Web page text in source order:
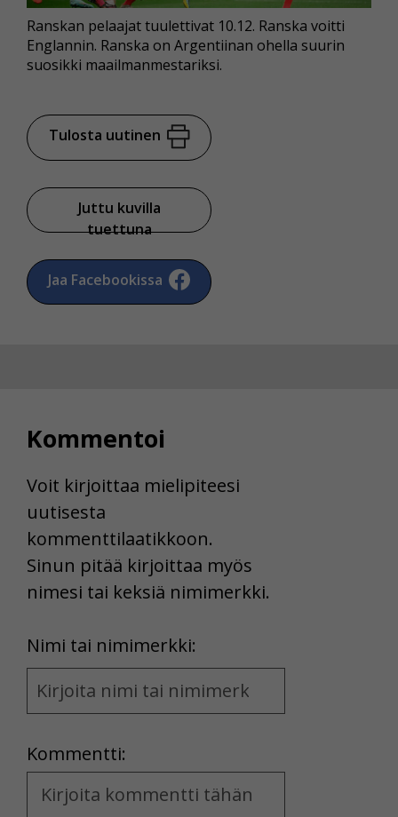
Ranskan pelaajat tuulettivat 10.12. Ranska voitti
Englannin. Ranska on Argentiinan ohella suurin
suosikki maailmanmestariksi.
Tulosta uutinen
Juttu kuvilla
tuettuna
Jaa Facebookissa
Kommentoi
Voit kirjoittaa mielipiteesi
uutisesta
kommenttilaatikkoon.
Sinun pitää kirjoittaa myös
nimesi tai keksiä nimimerkki.
Nimi tai nimimerkki:
Name
and
Kommentti:
Kommentti